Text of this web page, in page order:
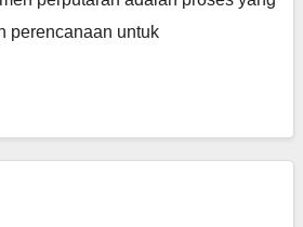
perencanaan untuk